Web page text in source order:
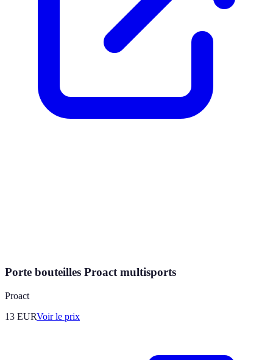
Porte bouteilles Proact multisports
Proact
13 EURVoir le prix